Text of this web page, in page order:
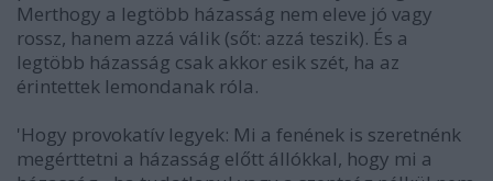
Merthogy a legtöbb házasság nem eleve jó vagy
rossz, hanem azzá válik (sőt: azzá teszik). És a
legtöbb házasság csak akkor esik szét, ha az
érintettek lemondanak róla.
'Hogy provokatív legyek: Mi a fenének is szeretnénk
megérttetni a házasság előtt állókkal, hogy mi a